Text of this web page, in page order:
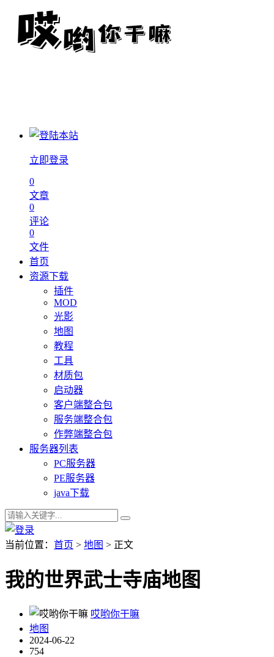
立即登录
0
文章
0
评论
0
文件
首页
资源下载
插件
MOD
光影
地图
教程
工具
材质包
启动器
客户端整合包
服务端整合包
作弊端整合包
服务器列表
PC服务器
PE服务器
java下载
当前位置： 首页 > 地图 > 正文
我的世界武士寺庙地图
哎哟你干嘛
地图
2024-06-22
754